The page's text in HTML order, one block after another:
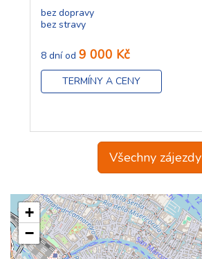
+
−
bez dopravy
bez stravy
8 dní od 9 000 Kč
TERMÍNY A CENY
Všechny zájezdy